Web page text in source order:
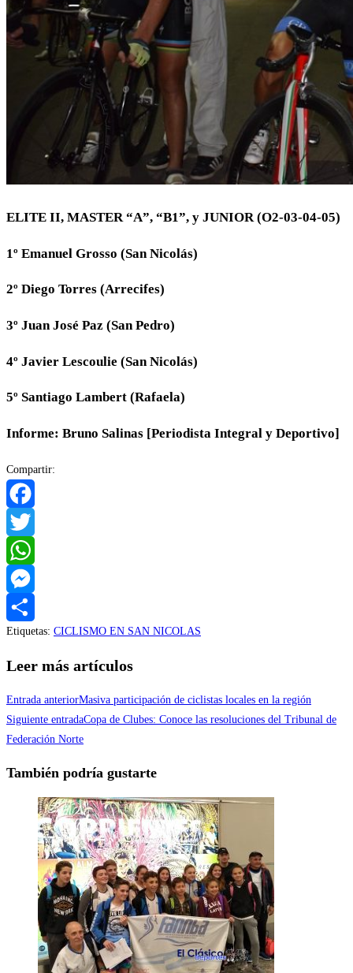
ELITE II, MASTER “A”, “B1”, y JUNIOR (O2-03-04-05)
1º Emanuel Grosso (San Nicolás)
2º Diego Torres (Arrecifes)
3º Juan José Paz (San Pedro)
4º Javier Lescoulie (San Nicolás)
5º Santiago Lambert (Rafaela)
Informe: Bruno Salinas [Periodista Integral y Deportivo]
Compartir:
Facebook
Twitter
WhatsApp
Messenger
Compartir
Etiquetas: CICLISMO EN SAN NICOLAS
Leer más artículos
Entrada anteriorMasiva participación de ciclistas locales en la región
Siguiente entradaCopa de Clubes: Conoce las resoluciones del Tribunal de
Federación Norte
También podría gustarte